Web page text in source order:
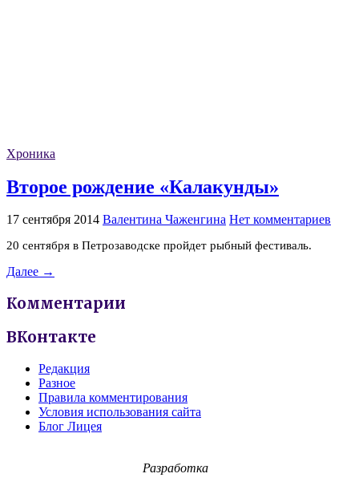
Хроника
Второе рождение «Калакунды»
17 сентября 2014 Валентина Чаженгина Нет комментариев
20 сентября в Петрозаводске пройдет рыбный фестиваль.
Далее →
Комментарии
ВКонтакте
Редакция
Разное
Правила комментирования
Условия использования сайта
Блог Лицея
Разработка